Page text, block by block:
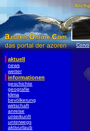
Corvo
aktuell
news
wetter
informationen
geschichte
geografie
klima
bevölkerung
wirtschaft
anreise
unterkunft
unterwegs
aktivurlaub